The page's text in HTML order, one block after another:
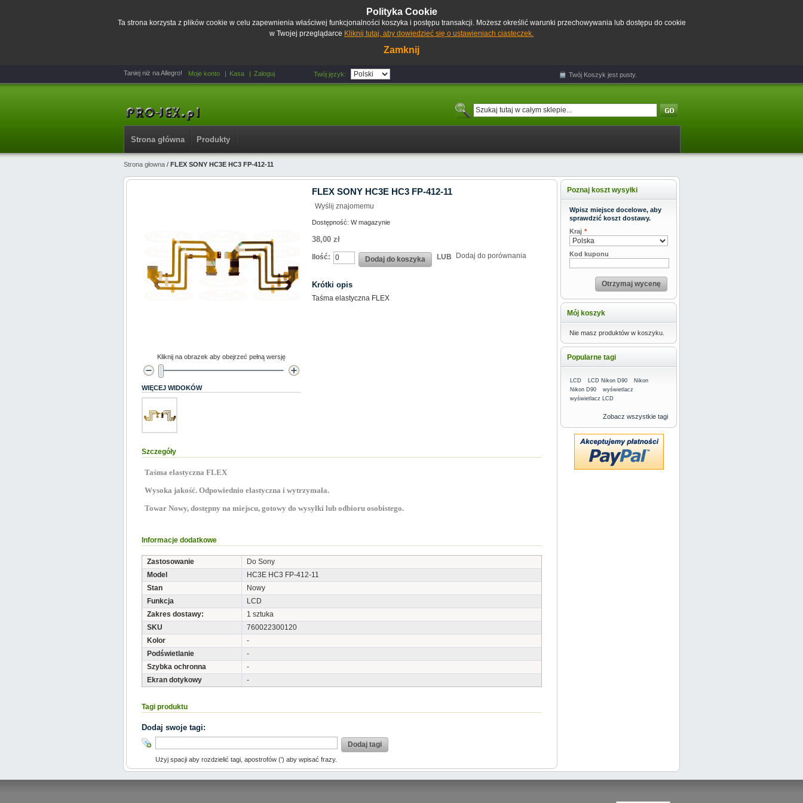
Polityka Cookie
Ta strona korzysta z plików cookie w celu zapewnienia właściwej funkcjonalności koszyka i postępu transakcji. Możesz określić warunki przechowywania lub dostępu do cookie
w Twojej przeglądarce Kliknij tutaj, aby dowiedzieć się o ustawieniach ciasteczek.
Zamknij
Taniej niż na Allegro! Moje konto Kasa Zaloguj Twój Koszyk jest pusty.
Twój język:
Strona główna Produkty
Strona głowna / FLEX SONY HC3E HC3 FP-412-11
FLEX SONY HC3E HC3 FP-412-11
Wyślij znajomemu
Dostępność: W magazynie
38,00 zł
Ilość: Dodaj do koszyka LUB Dodaj do porównania
Krótki opis
Taśma elastyczna FLEX
Kliknij na obrazek aby obejrzeć pełną wersję
WIĘCEJ WIDOKÓW
Szczegóły
Taśma elastyczna FLEX
Wysoka jakość. Odpowiednio elastyczna i wytrzymała.
Towar Nowy, dostępny na miejscu, gotowy do wysyłki lub odbioru osobistego.
Informacje dodatkowe
Zastosowanie
Do Sony
Model
HC3E HC3 FP-412-11
Stan
Nowy
Funkcja
LCD
Zakres dostawy:
1 sztuka
SKU
760022300120
Kolor
-
Podświetlanie
-
Szybka ochronna
-
Ekran dotykowy
-
Tagi produktu
Dodaj swoje tagi:
Dodaj tagi
Użyj spacji aby rozdzielić tagi, apostrofów (') aby wpisać frazy.
Poznaj koszt wysyłki
Wpisz miejsce docelowe, aby
sprawdzić koszt dostawy.
*
Kraj
Kod kuponu
Otrzymaj wycenę
Mój koszyk
Nie masz produktów w koszyku.
Popularne tagi
LCD LCD Nikon D90
Nikon
Nikon D90
wyświetlacz
wyświetlacz LCD
Zobacz wszystkie tagi